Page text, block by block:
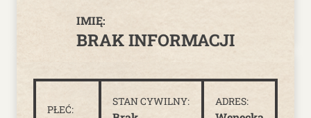
IMIĘ:
BRAK INFORMACJI
PŁEĆ:
STAN CYWILNY: ADRES: